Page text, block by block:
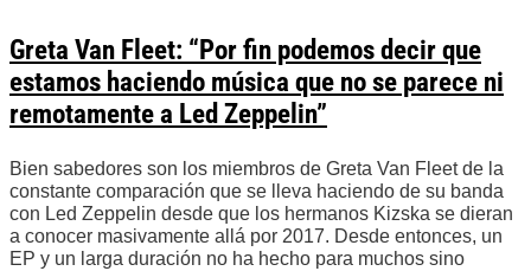
Greta Van Fleet: “Por fin podemos decir que
estamos haciendo música que no se parece ni
remotamente a Led Zeppelin”
Bien sabedores son los miembros de Greta Van Fleet de la
constante comparación que se lleva haciendo de su banda
con Led Zeppelin desde que los hermanos Kizska se dieran
a conocer masivamente allá por 2017. Desde entonces, un
EP y un larga duración no ha hecho para muchos sino